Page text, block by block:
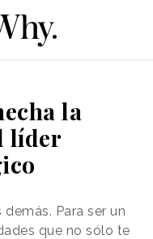
la
líder
Para ser un
que no sólo te